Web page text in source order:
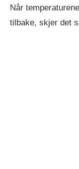
Når
tilbake, skjer det